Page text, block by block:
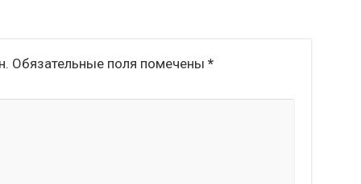
Обязательные поля помечены *